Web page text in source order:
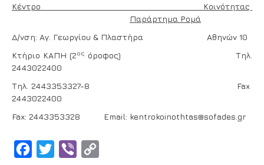
Κέντρο Κοινότητας
Παράρτημα Ρομά
Δ/νση: Αγ. Γεωργίου & Πλαστήρα Αθηνών 10
Κτήριο ΚΑΠΗ (2ος όροφος) Τηλ.
2443022400
Τηλ . 2443353327-8 Fax
2443022400
Fax: 2443353328 Email: kentrokoinothtas@sofades.gr
Facebook
Twitter Viber